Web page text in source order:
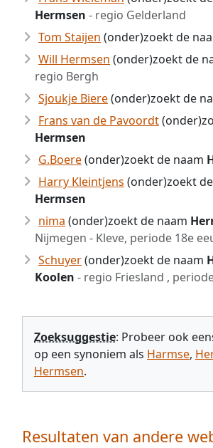
Hermsen - regio Gelderland
Tom Staijen (onder)zoekt de
Will Hermsen (onder)zoekt de
regio Bergh
Sjoukje Biere(onder)zoekt de
Frans van de Pavoordt
Hermsen
G.Boere(onder)zoekt de naam
Harry Kleintjens (onder)zoekt
Hermsen
nima (onder)zoekt de naam
Nijmegen - Kleve, periode 18e
Schuyer(onder)zoekt de naam
Koolen - regio Friesland ,
Zoeksuggestie: Probeer ook
op een synoniem als Harmse,
Hermsen.
Resultaten van andere